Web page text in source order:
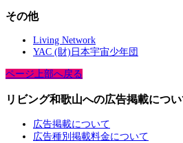
その他
Living Network
YAC (財)日本宇宙少年団
ページ上部へ戻る
リビング和歌山への広告掲載につ
広告掲載について
広告種別掲載料金について